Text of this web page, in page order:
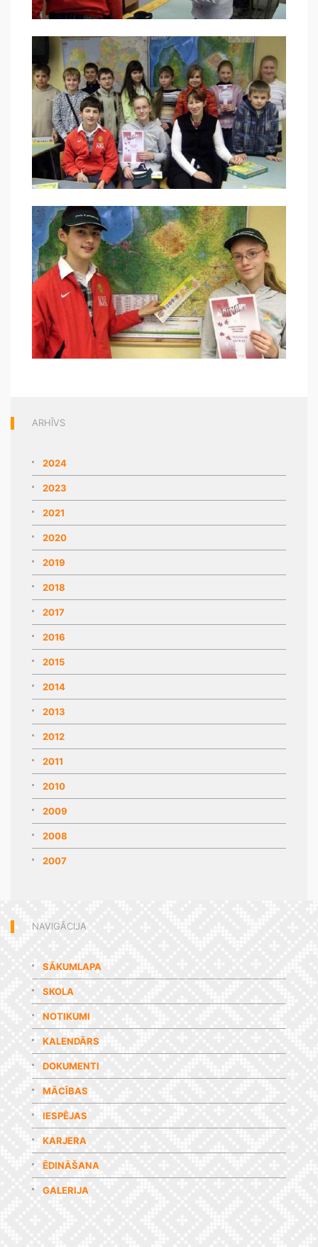
ARHĪVS
2024
2023
2021
2020
2019
2018
2017
2016
2015
2014
2013
2012
2011
2010
2009
2008
2007
NAVIGĀCIJA
SĀKUMLAPA
SKOLA
NOTIKUMI
KALENDĀRS
DOKUMENTI
MĀCĪBAS
IESPĒJAS
KARJERA
ĒDINĀŠANA
GALERIJA